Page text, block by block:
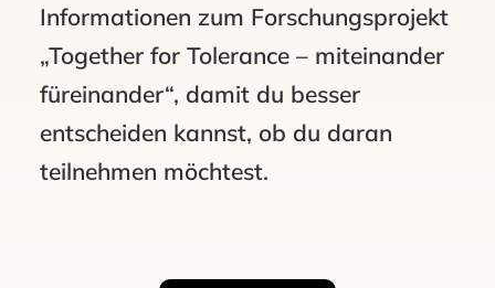
Informationen zum Forschungsprojekt
„Together for Tolerance – miteinander
füreinander“, damit du besser
entscheiden kannst, ob du daran
teilnehmen möchtest.